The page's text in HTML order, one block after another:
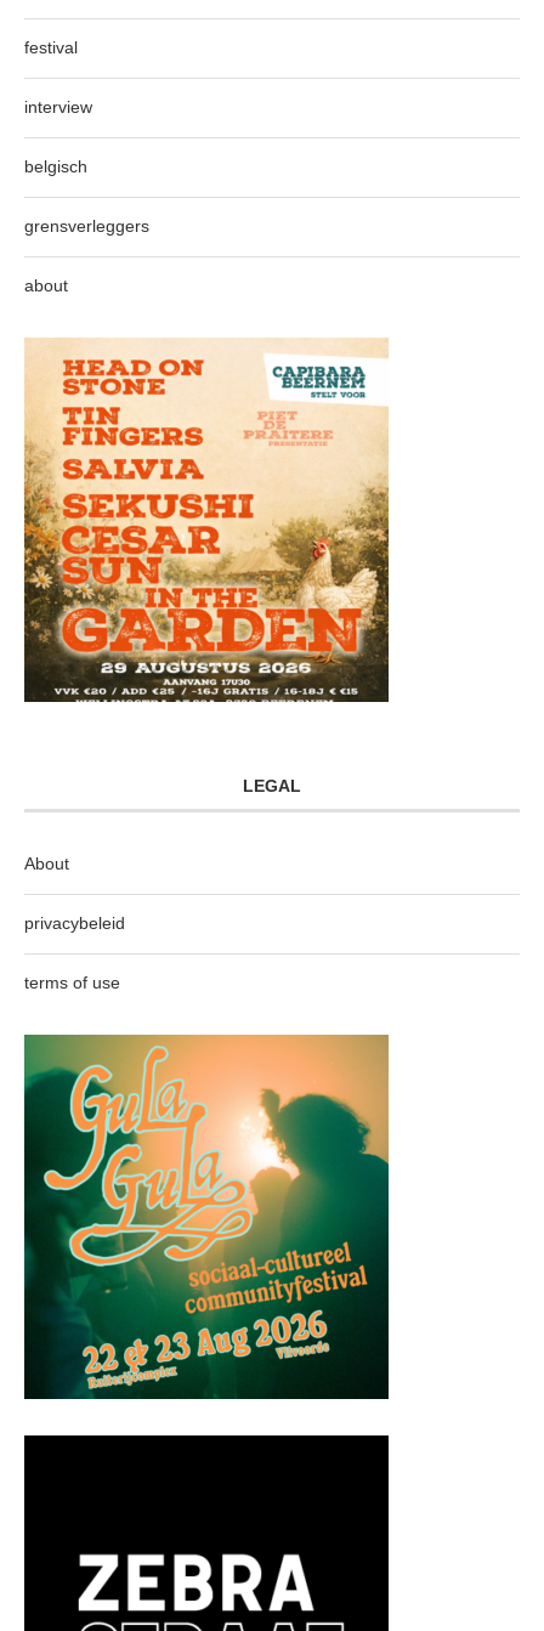
festival
interview
belgisch
grensverleggers
about
LEGAL
About
privacybeleid
terms of use